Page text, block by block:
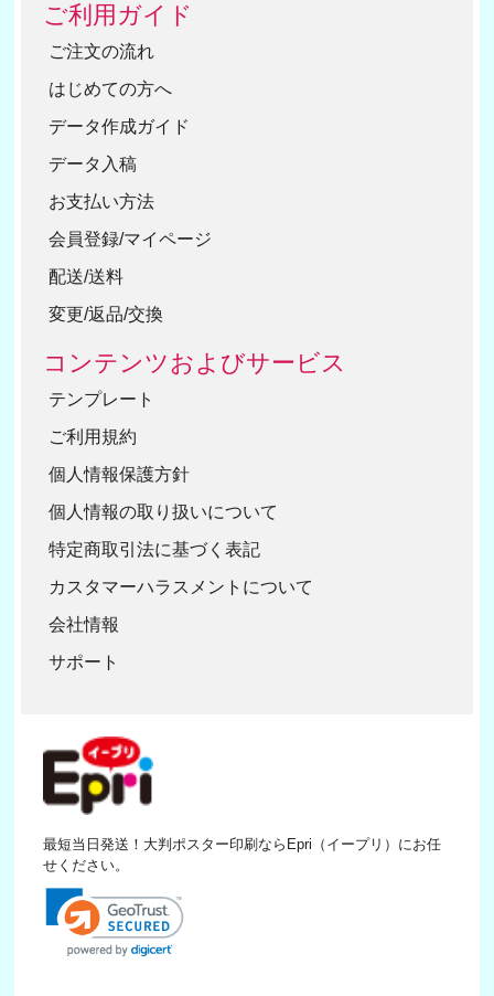
ご利用ガイド
ご注文の流れ
はじめての方へ
データ作成ガイド
データ入稿
お支払い方法
会員登録/マイページ
配送/送料
変更/返品/交換
コンテンツおよびサービス
テンプレート
ご利用規約
個人情報保護方針
個人情報の取り扱いについて
特定商取引法に基づく表記
カスタマーハラスメントについて
会社情報
サポート
最短当日発送！大判ポスター印刷ならEpri（イープリ）にお任
せください。